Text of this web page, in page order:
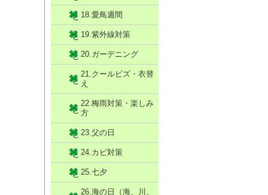
18.愛鳥週間
19.紫外線対策
20.ガーデニング
21.クールビズ・衣替
え
22.梅雨対策・楽しみ
方
23.父の日
24.カビ対策
25.七夕
26.海の日（海、川、